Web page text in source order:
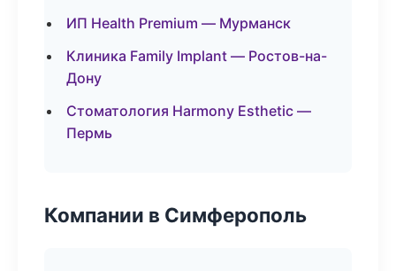
ИП Health Premium — Мурманск
Клиника Family Implant — Ростов-на-
Дону
Стоматология Harmony Esthetic —
Пермь
Компании в Симферополь